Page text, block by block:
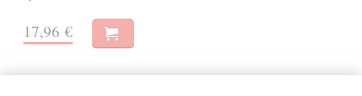
17,96 €